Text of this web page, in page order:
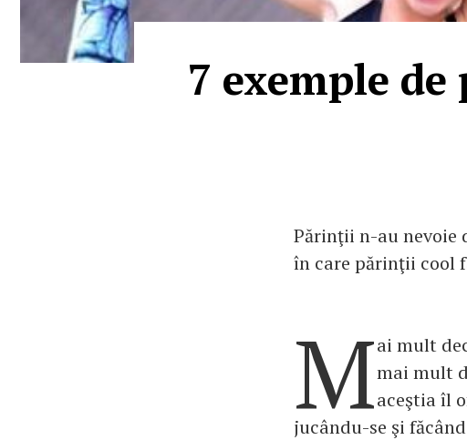
7 exemple
Părinţii n-au nevoie
în care părinţii cool
Mai mult
mai mult
aceştia îl
jucându-se şi